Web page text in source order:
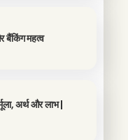
बैंकिंग महत्व
अर्थ और लाभ |